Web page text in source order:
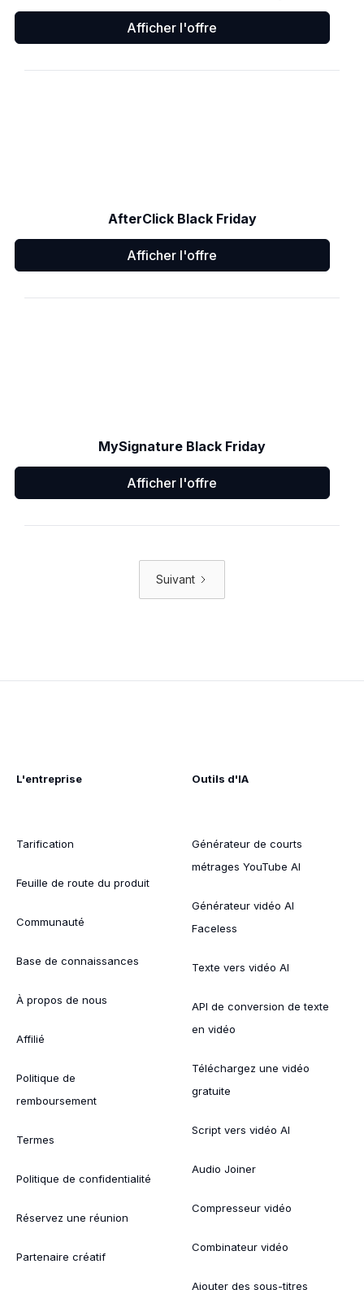
Afficher l'offre
AfterClick Black Friday
Afficher l'offre
MySignature Black Friday
Afficher l'offre
Suivant
L'entreprise
Tarification
Feuille de route du produit
Communauté
Base de connaissances
À propos de nous
Affilié
Politique de
remboursement
Termes
Politique de confidentialité
Réservez une réunion
Partenaire créatif
Outils d'IA
Générateur de courts
métrages YouTube AI
Générateur vidéo AI
Faceless
Texte vers vidéo AI
API de conversion de texte
en vidéo
Téléchargez une vidéo
gratuite
Script vers vidéo AI
Audio Joiner
Compresseur vidéo
Combinateur vidéo
Ajouter des sous-titres